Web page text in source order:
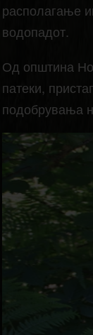
располагање
водопадот.
Од општина
патеки,
подобрувања